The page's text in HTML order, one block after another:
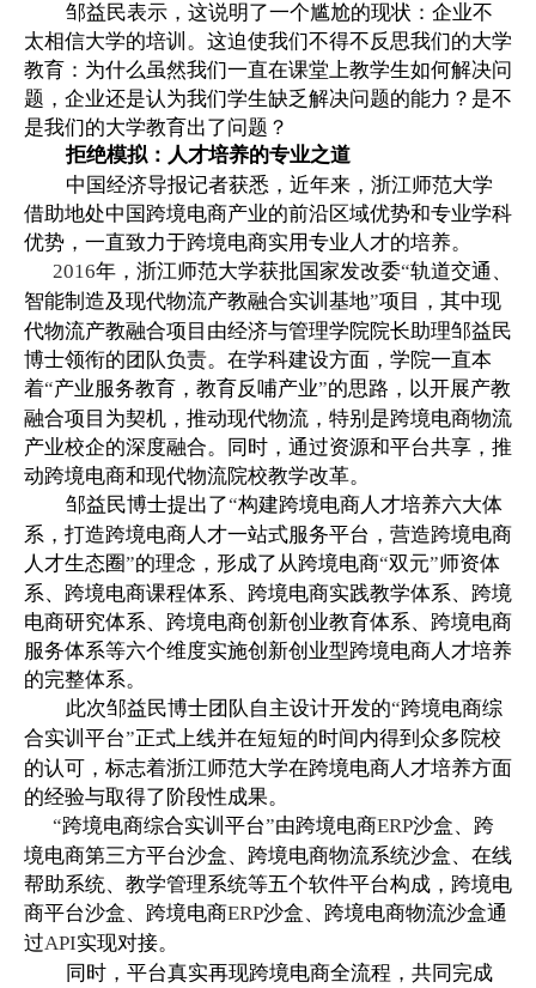
邹益民表示，这说明了一个尴尬的现状：企业不
太相信大学的培训。这迫使我们不得不反思我们的大学
教育：为什么虽然我们一直在课堂上教学生如何解决问
题，企业还是认为我们学生缺乏解决问题的能力？是不
是我们的大学教育出了问题？
拒绝模拟：人才培养的专业之道
中国经济导报记者获悉，近年来，浙江师范大学
借助地处中国跨境电商产业的前沿区域优势和专业学科
优势，一直致力于跨境电商实用专业人才的培养。
2016年，浙江师范大学获批国家发改委“轨道交通、
智能制造及现代物流产教融合实训基地”项目，其中现
代物流产教融合项目由经济与管理学院院长助理邹益民
博士领衔的团队负责。在学科建设方面，学院一直本
着“产业服务教育，教育反哺产业”的思路，以开展产教
融合项目为契机，推动现代物流，特别是跨境电商物流
产业校企的深度融合。同时，通过资源和平台共享，推
动跨境电商和现代物流院校教学改革。
邹益民博士提出了“构建跨境电商人才培养六大体
系，打造跨境电商人才一站式服务平台，营造跨境电商
人才生态圈”的理念，形成了从跨境电商“双元”师资体
系、跨境电商课程体系、跨境电商实践教学体系、跨境
电商研究体系、跨境电商创新创业教育体系、跨境电商
服务体系等六个维度实施创新创业型跨境电商人才培养
的完整体系。
此次邹益民博士团队自主设计开发的“跨境电商综
合实训平台”正式上线并在短短的时间内得到众多院校
的认可，标志着浙江师范大学在跨境电商人才培养方面
的经验与取得了阶段性成果。
“跨境电商综合实训平台”由跨境电商ERP沙盒、跨
境电商第三方平台沙盒、跨境电商物流系统沙盒、在线
帮助系统、教学管理系统等五个软件平台构成，跨境电
商平台沙盒、跨境电商ERP沙盒、跨境电商物流沙盒通
过API实现对接。
同时，平台真实再现跨境电商全流程，共同完成